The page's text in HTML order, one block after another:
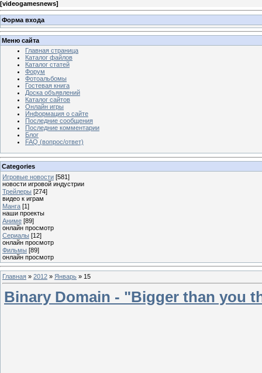
[videogamesnews]
Форма входа
Меню сайта
Главная страница
Каталог файлов
Каталог статей
Форум
Фотоальбомы
Гостевая книга
Доска объявлений
Каталог сайтов
Онлайн игры
Информация о сайте
Последние сообщения
Последние комментарии
Блог
FAQ (вопрос/ответ)
Categories
Игровые новости [581]
новости игровой индустрии
Трейлеры [274]
видео к играм
Манга [1]
наши проекты
Аниме [89]
онлайн просмотр
Сериалы [12]
онлайн просмотр
Фильмы [89]
онлайн просмотр
Главная » 2012 » Январь » 15
Binary Domain - "Bigger than you